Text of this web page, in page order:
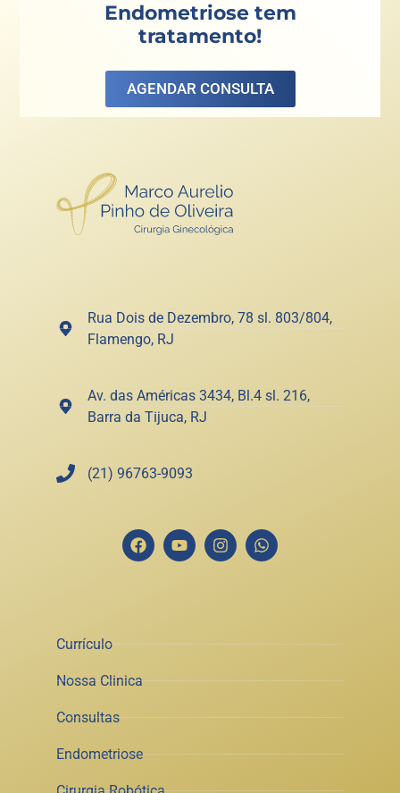
Endometriose tem
tratamento!
AGENDAR CONSULTA
Rua Dois de Dezembro, 78 sl. 803/804,
Flamengo, RJ
Av. das Américas 3434, Bl.4 sl. 216,
Barra da Tijuca, RJ
(21) 96763-9093
Currículo
Nossa Clinica
Consultas
Endometriose